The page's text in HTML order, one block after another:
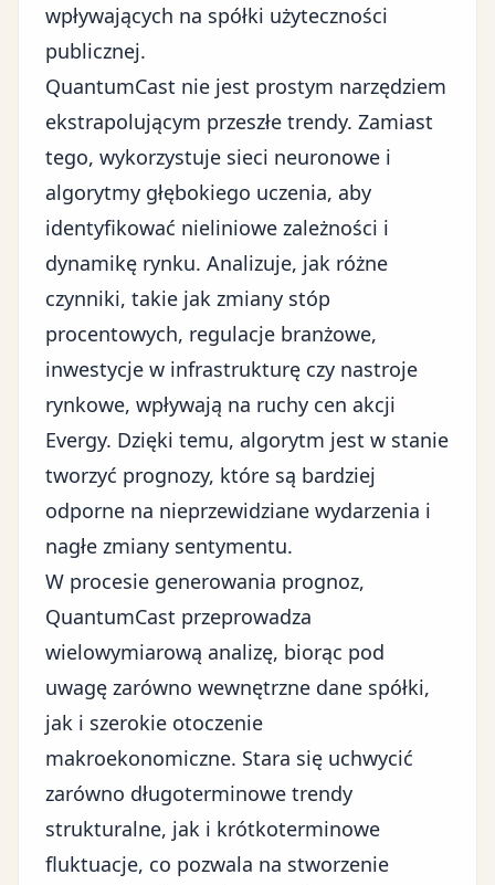
wpływających na spółki użyteczności
publicznej.
QuantumCast nie jest prostym narzędziem
ekstrapolującym przeszłe trendy. Zamiast
tego, wykorzystuje sieci neuronowe i
algorytmy głębokiego uczenia, aby
identyfikować nieliniowe zależności i
dynamikę rynku. Analizuje, jak różne
czynniki, takie jak zmiany stóp
procentowych, regulacje branżowe,
inwestycje w infrastrukturę czy nastroje
rynkowe, wpływają na ruchy cen akcji
Evergy. Dzięki temu, algorytm jest w stanie
tworzyć prognozy, które są bardziej
odporne na nieprzewidziane wydarzenia i
nagłe zmiany sentymentu.
W procesie generowania prognoz,
QuantumCast przeprowadza
wielowymiarową analizę, biorąc pod
uwagę zarówno wewnętrzne dane spółki,
jak i szerokie otoczenie
makroekonomiczne. Stara się uchwycić
zarówno długoterminowe trendy
strukturalne, jak i krótkoterminowe
fluktuacje, co pozwala na stworzenie